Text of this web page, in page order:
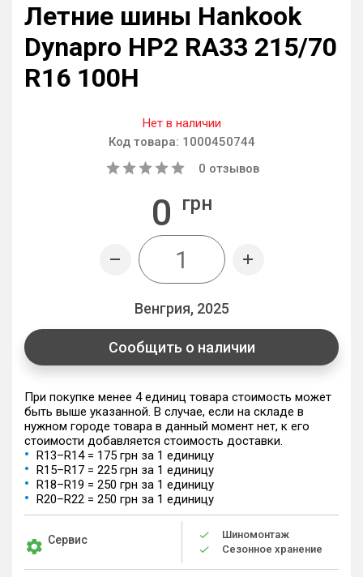
Летние шины Hankook
Dynapro HP2 RA33 215/70
R16 100H
Нет в наличии
Код товара: 1000450744
0 отзывов
0 грн
Венгрия, 2025
Сообщить о наличии
При покупке менее 4 единиц товара стоимость может
быть выше указанной. В случае, если на складе в
нужном городе товара в данный момент нет, к его
стоимости добавляется стоимость доставки.
R13–R14 = 175 грн за 1 единицу
R15–R17 = 225 грн за 1 единицу
R18–R19 = 250 грн за 1 единицу
R20–R22 = 250 грн за 1 единицу
Сервис
Шиномонтаж
Сезонное хранение